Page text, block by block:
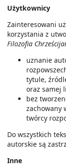
Użytkownicy
Zainteresowani
korzystania z
Filozofia
uznanie
tytule,
oraz samej
bez
zachowany
twórcy
Do wszystkich
autorskie są
Inne